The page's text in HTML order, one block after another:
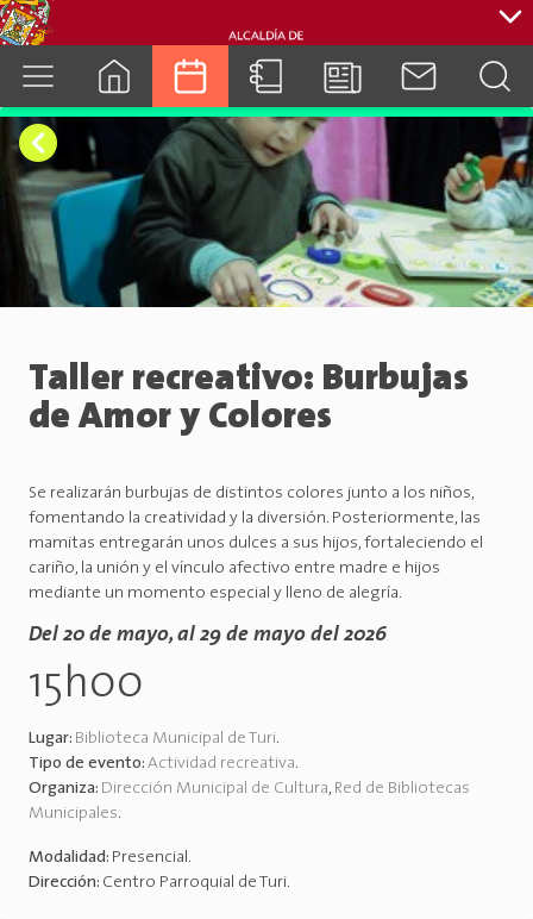
cuenca.gob.ec
Taller recreativo: Burbujas
de Amor y Colores
Se realizarán burbujas de distintos colores junto a los niños,
fomentando la creatividad y la diversión. Posteriormente, las
mamitas entregarán unos dulces a sus hijos, fortaleciendo el
cariño, la unión y el vínculo afectivo entre madre e hijos
mediante un momento especial y lleno de alegría.
Del 20 de mayo, al 29 de mayo del 2026
15h00
Lugar: Biblioteca Municipal de Turi.
Tipo de evento: Actividad recreativa.
Organiza: Dirección Municipal de Cultura, Red de Bibliotecas
Municipales.
Modalidad: Presencial.
Dirección: Centro Parroquial de Turi.